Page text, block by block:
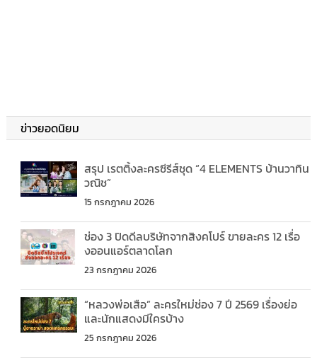
ข่าวยอดนิยม
สรุป เรตติ้งละครซีรีส์ชุด “4 ELEMENTS บ้านวาทิน
วณิช”
15 กรกฎาคม 2026
ช่อง 3 ปิดดีลบริษัทจากสิงคโปร์ ขายละคร 12 เรื่อ
งออนแอร์ตลาดโลก
23 กรกฎาคม 2026
“หลวงพ่อเสือ” ละครใหม่ช่อง 7 ปี 2569 เรื่องย่อ
และนักแสดงมีใครบ้าง
25 กรกฎาคม 2026